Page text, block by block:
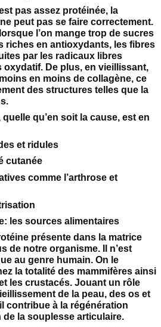
pas assez protéinée, la
peut pas se faire correctement.
l’on mange trop de sucres
riches en antioxydants, les fibres
par les radicaux libres
De plus, en vieillissant,
en moins de collagène, ce
des structures telles que la
qu’en soit la cause, est en
et ridules
cutanée
comme l’arthrose et
les sources alimentaires
présente dans la matrice
de notre organisme. Il n’est
au genre humain. On le
la totalité des mammifères ainsi
les crustacés. Jouant un rôle
de la peau, des os et
contribue à la régénération
de la souplesse articulaire.